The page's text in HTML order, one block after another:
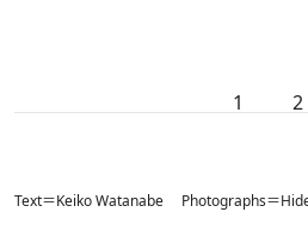
1 2
Text＝Keiko Watanabe Photographs＝